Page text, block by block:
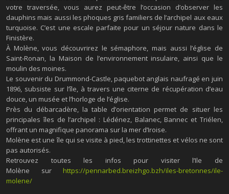
votre traversée, vous aurez peut-être l’occasion d’observer les
dauphins mais aussi les phoques gris familiers de l’archipel aux eaux
turquoise. C’est une escale parfaite pour un séjour nature dans le
Finistère.
À Molène, vous découvrirez le sémaphore, mais aussi l’église de
Saint-Ronan, la Maison de l’environnement insulaire, ainsi que le
moulin des moines.
Le souvenir du Drummond-Castle, paquebot anglais naufragé en juin
1896, subsiste sur l’île, à travers une citerne de récupération d’eau
douce, un musée et l’horloge de l’église.
Près du débarcadère, la table d’orientation permet de situer les
principales îles de l’archipel : Lédénez, Balanec, Bannec et Triélen,
offrant un magnifique panorama sur la mer d’Iroise.
Molène est une île qui se visite à pied, les trottinettes et vélos ne sont
pas autorisés.
Retrouvez toutes les infos pour visiter l’Ile de
Molène sur https://pennarbed.breizhgo.bzh/iles-bretonnes/ile-
molene/